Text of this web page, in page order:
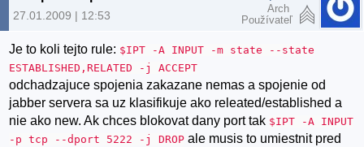
27.01.2009 | 12:53
Arch
Používateľ
Je to koli tejto rule: $IPT -A INPUT -m state --state
ESTABLISHED,RELATED -j ACCEPT
odchadzajuce spojenia zakazane nemas a spojenie od
jabber servera sa uz klasifikuje ako releated/established a
nie ako new. Ak chces blokovat dany port tak $IPT -A INPUT
-p tcp --dport 5222 -j DROP ale musis to umiestnit pred